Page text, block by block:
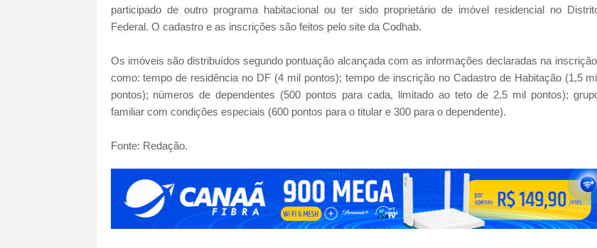
participado de outro programa habitacional ou ter sido proprietário de imóvel residencial no
Federal. O cadastro e as inscrições são feitos pelo site da Codhab.
Os imóveis são distribuídos segundo pontuação alcançada com as informações declaradas na
como: tempo de residência no DF (4 mil pontos); tempo de inscrição no Cadastro de Habitação (1,5
pontos); números de dependentes (500 pontos para cada, limitado ao teto de 2,5 mil pontos);
familiar com condições especiais (600 pontos para o titular e 300 para o dependente).
Fonte: Redação.